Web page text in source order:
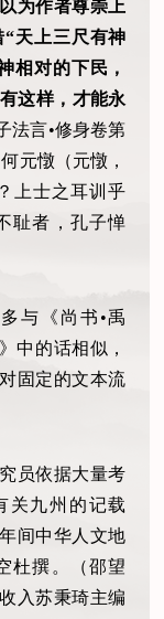
为作者尊崇上
天上三尺有神
相对的下民，
这样，才能永
法言•修身卷第
元憞（元憞，
上士之耳训乎
耻者，孔子惮
与《尚书•禹
中的话相似，
固定的文本流
员依据大量考
关九州的记载
间中华人文地
杜撰。（邵望
入苏秉琦主编